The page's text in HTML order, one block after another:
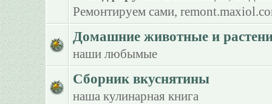
Ремонтируем сами,
Домашние животные и
наши любымые
Сборник вкуснятины
наша кулинарная книга